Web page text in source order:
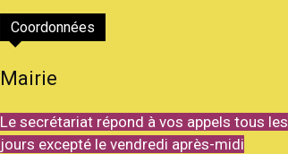
Coordonnées
Mairie
Le secrétariat répond à vos appels tous les
jours excepté le vendredi après-midi